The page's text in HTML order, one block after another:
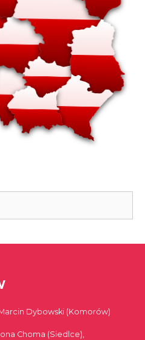
Dybowski (Komorów)
Choma (Siedlce),